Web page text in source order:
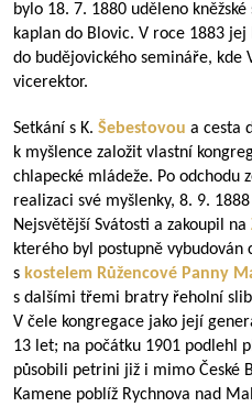
bylo 18. 7. 1880 uděleno
kaplan do Blovic. V roce 1883 jej
do budějovického semináře, kde
vicerektor.
Setkání s K. Šebestovou a cesta
k myšlence založit vlastní
chlapecké mládeže. Po odchodu
realizaci své myšlenky, 8. 9.
Nejsvětější Svátosti a zakoupil na
kterého byl postupně
s kostelem Růžencové Panny
s dalšími třemi bratry řeholní
V čele kongregace jako její
13 let; na počátku 1901 podlehl
působili petrini již i mimo České
Kamene poblíž Rychnova nad